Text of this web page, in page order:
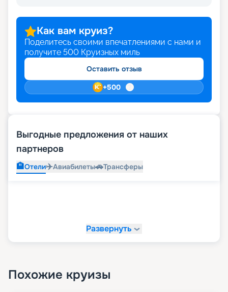
Как вам круиз?
Поделитесь своими впечатлениями с нами и
получите 500 Круизных миль
Оставить отзыв
+500
Выгодные предложения от наших
партнеров
🏨Отели✈️Авиабилеты🚗Трансферы
Развернуть
Похожие круизы